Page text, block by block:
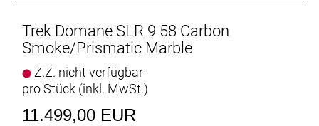
Leichter als je zuvor
Carbon sowie eine neue gewichtsoptimierte
Konstruktion machen es zu unserem leichtesten
Domane SLR Disc aller Zeiten.
Trek Domane SLR 9 58 Carbon
Smoke/Prismatic Marble
Z.Z. nicht verfügbar
pro Stück (inkl. MwSt.)
11.499,00 EUR